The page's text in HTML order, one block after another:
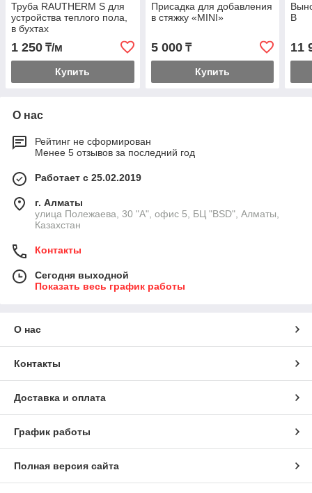
Труба RAUTHERM S для
устройства теплого пола,
в бухтах
1 250 ₸/м
Купить
Присадка для добавления
в стяжку «MINI»
5 000₸
Купить
В
11
О нас
Рейтинг не сформирован
Менее 5 отзывов за последний год
Работает с 25.02.2019
г. Алматы
улица Полежаева, 30 "А", офис 5, БЦ "BSD", Алматы,
Казахстан
Контакты
Сегодня выходной
Показать весь график работы
О нас
Контакты
Доставка и оплата
График работы
Полная версия сайта